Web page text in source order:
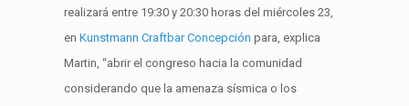
realizará entre 19:30 y 20:30 horas del miércoles 23,
en Kunstmann Craftbar Concepción para, explica
Martin, “abrir el congreso hacia la comunidad
considerando que la amenaza sísmica o los